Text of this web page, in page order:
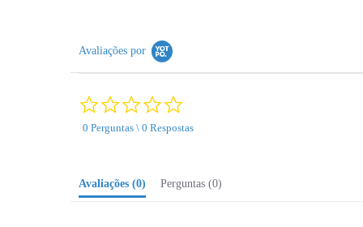
Avaliações por
rating
0 Perguntas \ 0 Respostas
Avaliações (0) Perguntas (0)